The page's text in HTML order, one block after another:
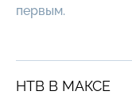
первым.
НТВ В МАКСЕ